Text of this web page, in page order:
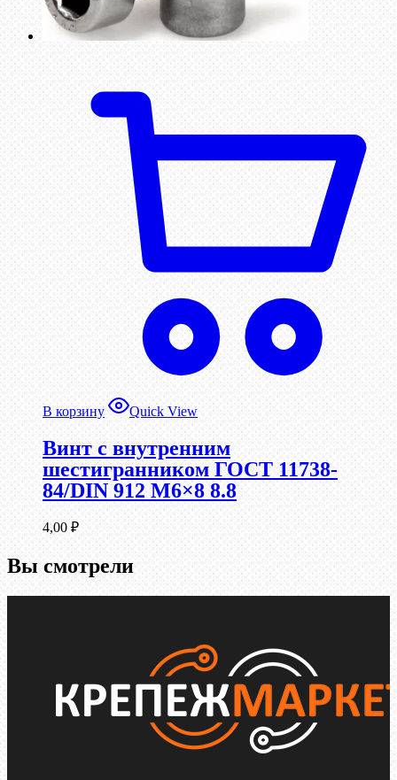
В корзину Quick View
Винт c внутренним
шестигранником ГОСТ 11738-
84/DIN 912 М6×8 8.8
4,00 ₽
Вы смотрели